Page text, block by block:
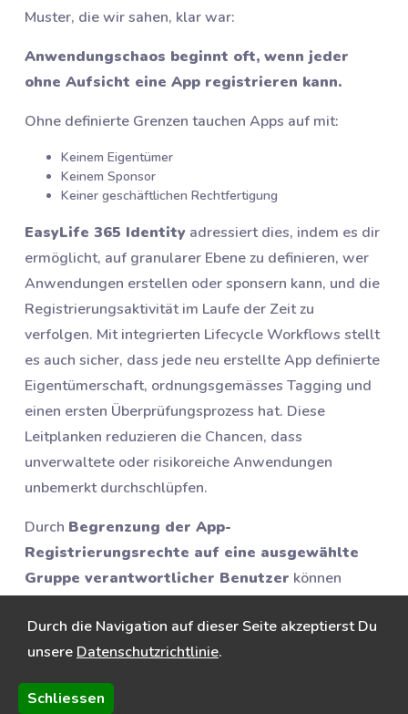
Muster, die wir sahen, klar war:
Anwendungschaos beginnt oft, wenn jeder
ohne Aufsicht eine App registrieren kann.
Ohne definierte Grenzen tauchen Apps auf mit:
Keinem Eigentümer
Keinem Sponsor
Keiner geschäftlichen Rechtfertigung
EasyLife 365 Identity adressiert dies, indem es dir
ermöglicht, auf granularer Ebene zu definieren, wer
Anwendungen erstellen oder sponsern kann, und die
Registrierungsaktivität im Laufe der Zeit zu
verfolgen. Mit integrierten Lifecycle Workflows stellt
es auch sicher, dass jede neu erstellte App definierte
Eigentümerschaft, ordnungsgemässes Tagging und
einen ersten Überprüfungsprozess hat. Diese
Leitplanken reduzieren die Chancen, dass
unverwaltete oder risikoreiche Anwendungen
unbemerkt durchschlüpfen.
Durch Begrenzung der App-
Registrierungsrechte auf eine ausgewählte
Gruppe verantwortlicher Benutzer können
Sicherheitsrisiken reduzieren
Unnötige Komplexität eliminieren
in Microsoft 365 integrieren
Durch die Navigation auf dieser Seite akzeptierst Du
unsere Datenschutzrichtlinie.
Schliessen